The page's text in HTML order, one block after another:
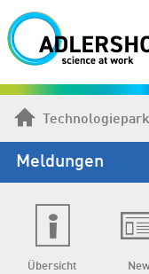
Technologiepark
Meldungen
Übersicht